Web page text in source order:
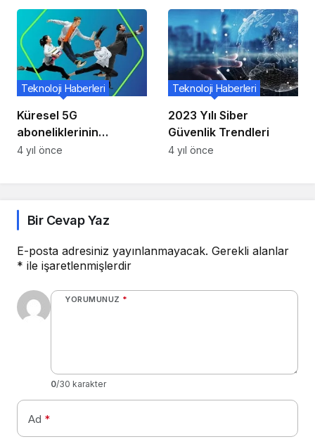
Zorlu PSM'de
İzleyicilerini Bekliyor
Sürüm!
Küresel 5G
aboneliklerinin
2022’nin sonunda 1
fırsatlar getiriyor
Teknoloji Haberleri
4 yıl önce
2023 Yılı Siber
Güvenlik Trendleri
Teknoloji Haberleri
4 yıl önce
Bir Cevap Yaz
E-posta adresiniz yayınlanmayacak. Gerekli alanlar
* ile işaretlenmişlerdir
YORUMUNUZ *
0/30 karakter
Ad *